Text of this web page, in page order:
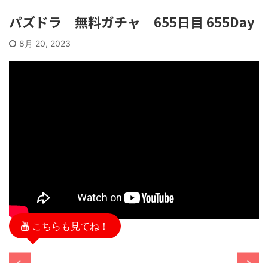
パズドラ 無料ガチャ 655日目 655Day
8月 20, 2023
こちらも見てね！
11/13